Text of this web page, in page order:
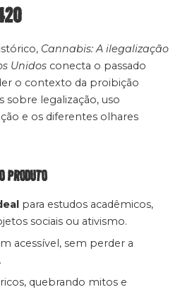
Cannabis: A ilegalização
Unidos conecta o passado
o contexto da proibição
sobre legalização, uso
e os diferentes olhares
PRODUTO
para estudos acadêmicos,
sociais ou ativismo.
acessível, sem perder a
quebrando mitos e